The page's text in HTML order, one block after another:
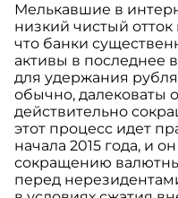
Мелькавшие в
низкий чистый отток
что банки
активы в последнее
для удержания
обычно, далековаты
действительно
этот процесс идет
начала 2015 года, и
сокращению
перед